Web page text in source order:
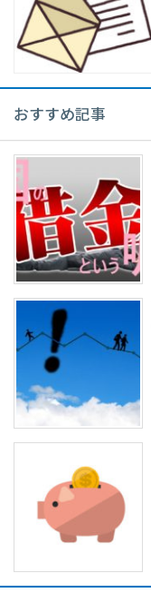
おすすめ記事